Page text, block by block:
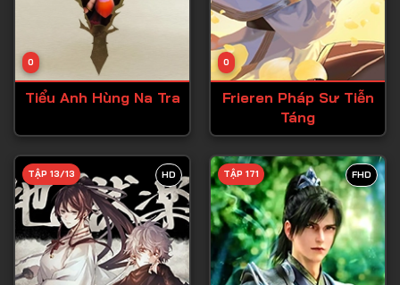
Tập 24
Tập 25
Tập 26
Tập 29
Tập 30
Tập 31
Tập 32
0
Tiểu Anh Hùng Na Tra
0
Frieren Pháp Sư Tiễn
Táng
HD
TẬP 13/13 FHD
TẬP 171